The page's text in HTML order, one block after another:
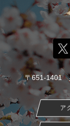
〒651-1401
ア